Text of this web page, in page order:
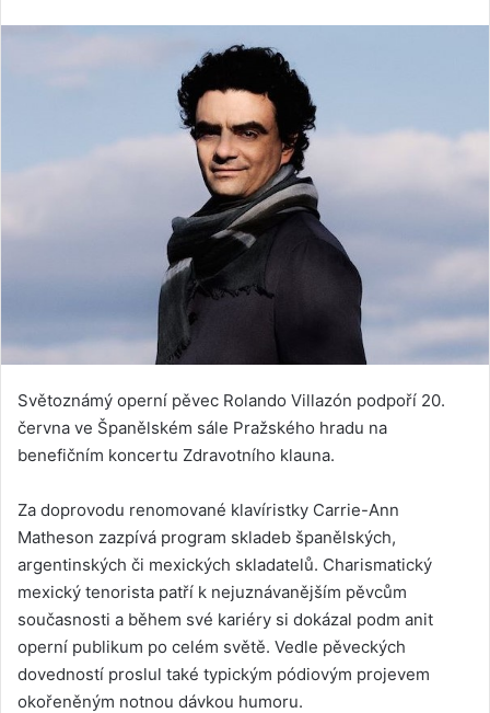
Světoznámý operní pěvec Rolando Villazón podpoří 20.
června ve Španělském sále Pražského hradu na
benefičním koncertu Zdravotního klauna.
Za doprovodu renomované klavíristky Carrie-Ann
Matheson zazpívá program skladeb španělských,
argentinských či mexických skladatelů. Charismatický
mexický tenorista patří k nejuznávanějším pěvcům
současnosti a během své kariéry si dokázal podm anit
operní publikum po celém světě. Vedle pěveckých
dovedností proslul také typickým pódiovým projevem
okořeněným notnou dávkou humoru.